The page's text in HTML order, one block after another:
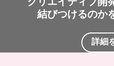
結びつけるのか
詳細